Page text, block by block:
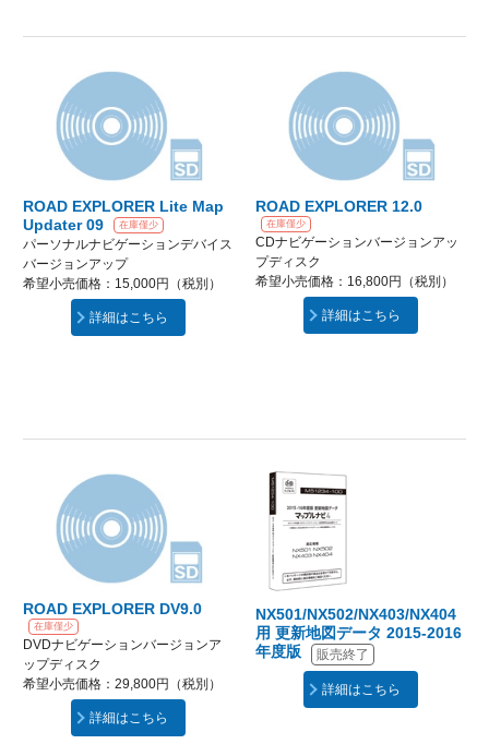
ROAD EXPLORER Lite Map
Updater 09
在庫僅少
パーソナルナビゲーションデバイス
バージョンアップ
希望小売価格：15,000円（税別）
詳細はこちら
ROAD EXPLORER 12.0
在庫僅少
CDナビゲーションバージョンアッ
プディスク
希望小売価格：16,800円（税別）
詳細はこちら
ROAD EXPLORER DV9.0
在庫僅少
DVDナビゲーションバージョンア
ップディスク
希望小売価格：29,800円（税別）
詳細はこちら
NX501/NX502/NX403/NX404
用 更新地図データ 2015-2016
年度版
販売終了
詳細はこちら